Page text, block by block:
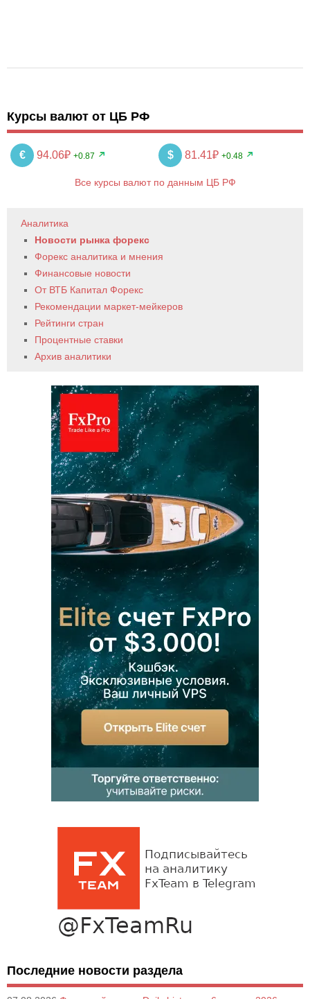
Курсы валют от ЦБ РФ
€ 94.06₽ +0.87 $ 81.41₽ +0.48
Все курсы валют по данным ЦБ РФ
Аналитика
Новости рынка форекс
Форекс аналитика и мнения
Финансовые новости
От ВТБ Капитал Форекс
Рекомендации маркет-мейкеров
Рейтинги стран
Процентные ставки
Архив аналитики
Последние новости раздела